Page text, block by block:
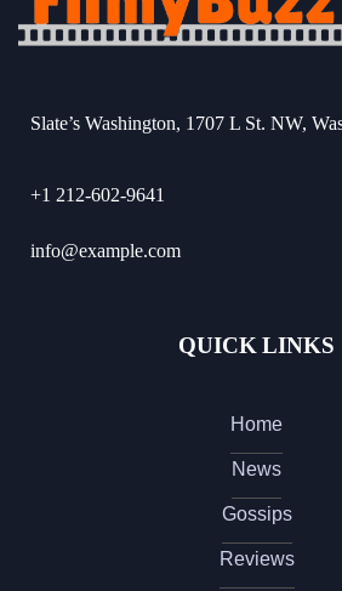
Slate’s Washington, 1707 L St. NW,
+1 212-602-9641
info@example.com
QUICK LINKS
Home
News
Gossips
Reviews